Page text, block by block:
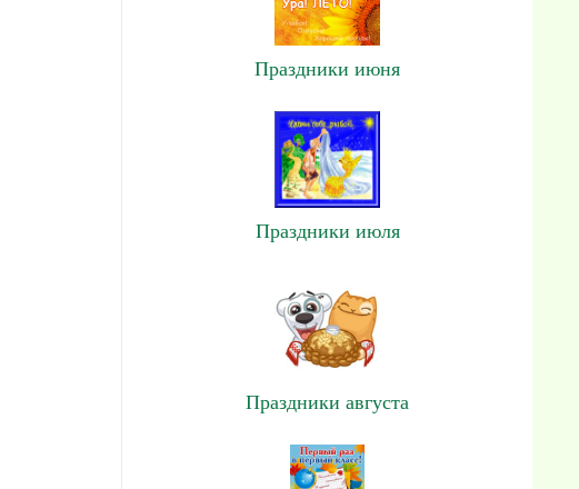
Праздники июня
Праздники июля
Праздники августа